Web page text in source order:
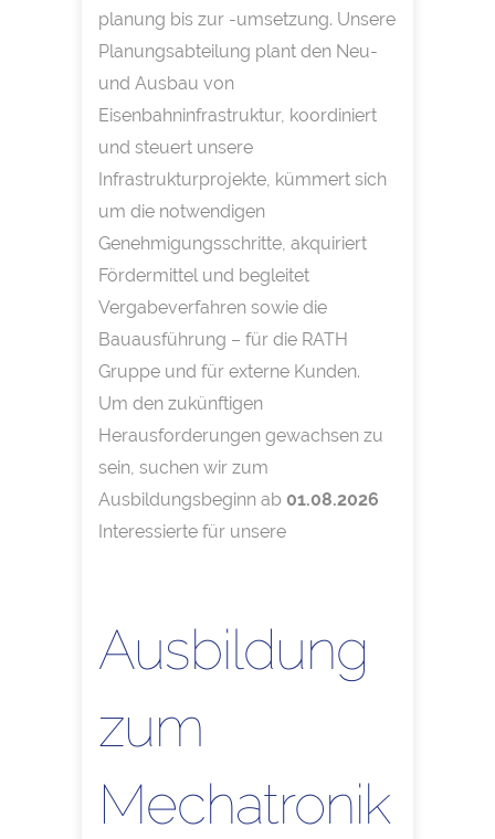
planung bis zur -umsetzung. Unsere
Planungsabteilung plant den Neu-
und Ausbau von
Eisenbahninfrastruktur, koordiniert
und steuert unsere
Infrastrukturprojekte, kümmert sich
um die notwendigen
Genehmigungsschritte, akquiriert
Fördermittel und begleitet
Vergabeverfahren sowie die
Bauausführung – für die RATH
Gruppe und für externe Kunden.
Um den zukünftigen
Herausforderungen gewachsen zu
sein, suchen wir zum
Ausbildungsbeginn ab 01.08.2026
Interessierte für unsere
Ausbildung
zum
Mechatronik